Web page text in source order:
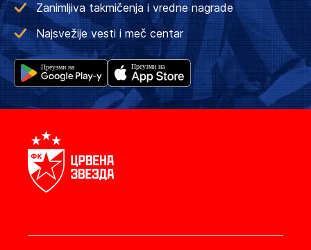
Zanimljiva takmičenja i vredne nagrade
Najsvežije vesti i meč centar